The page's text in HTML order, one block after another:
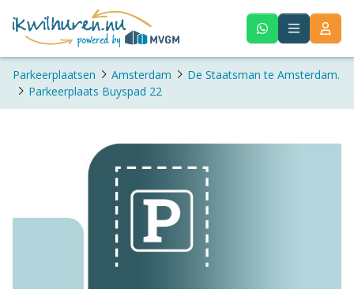
Parkeerplaatsen Amsterdam
De Staatsman te Amsterdam.
Parkeerplaats Buyspad 22